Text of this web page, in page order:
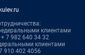
клиентами
7 982 640 34 32
клиентами
910 402 4056